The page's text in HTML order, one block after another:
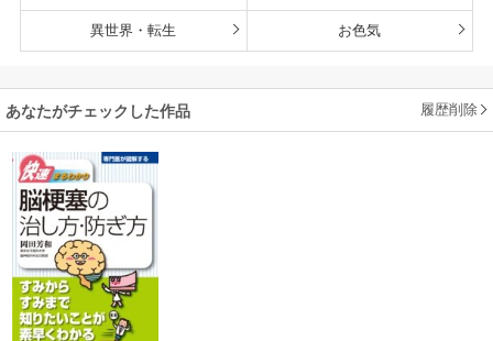
異世界・転生 お色気
あなたがチェックした作品 履歴削除